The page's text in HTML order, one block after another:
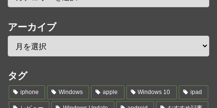
アーカイブ
タグ
iphone Windows apple Windows 10 ipad